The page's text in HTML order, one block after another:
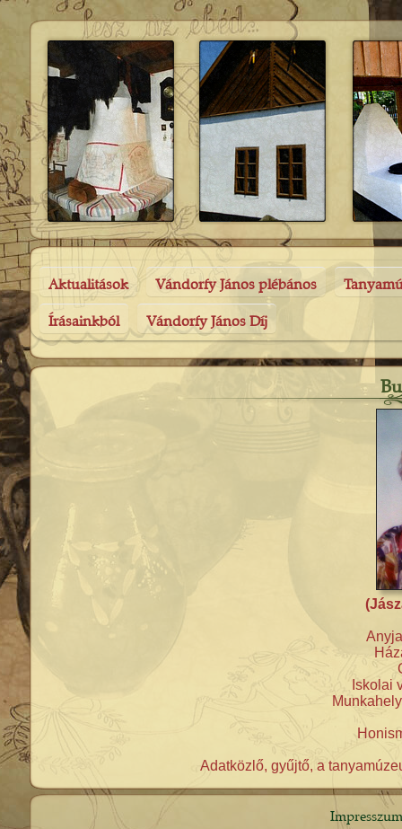
Aktualitások Vándorfy János plébános
Írásainkból Vándorfy János Díj
Iskolai
Adatközlő, gyűjtő, a
Impresszum